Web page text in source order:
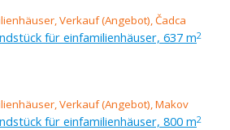
für einfamilienhäuser, 637 m2
für einfamilienhäuser, 800 m2